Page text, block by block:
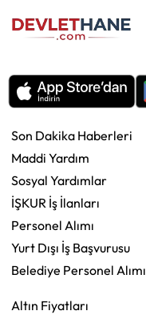
Son Dakika Haberleri
Maddi Yardım
Sosyal Yardımlar
İŞKUR İş İlanları
Personel Alımı
Yurt Dışı İş Başvurusu
Belediye Personel Alımı
Altın Fiyatları